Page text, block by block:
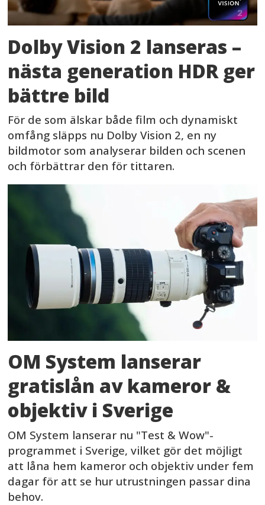
Dolby Vision 2 lanseras –
nästa generation HDR ger
bättre bild
För de som älskar både film och dynamiskt
omfång släpps nu Dolby Vision 2, en ny
bildmotor som analyserar bilden och scenen
och förbättrar den för tittaren.
OM System lanserar
gratislån av kameror &
objektiv i Sverige
OM System lanserar nu "Test & Wow"-
programmet i Sverige, vilket gör det möjligt
att låna hem kameror och objektiv under fem
dagar för att se hur utrustningen passar dina
behov.